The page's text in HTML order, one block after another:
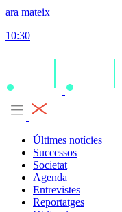
ara mateix
10:30
Últimes notícies
Successos
Societat
Agenda
Entrevistes
Reportatges